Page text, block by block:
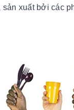
xuất bởi các